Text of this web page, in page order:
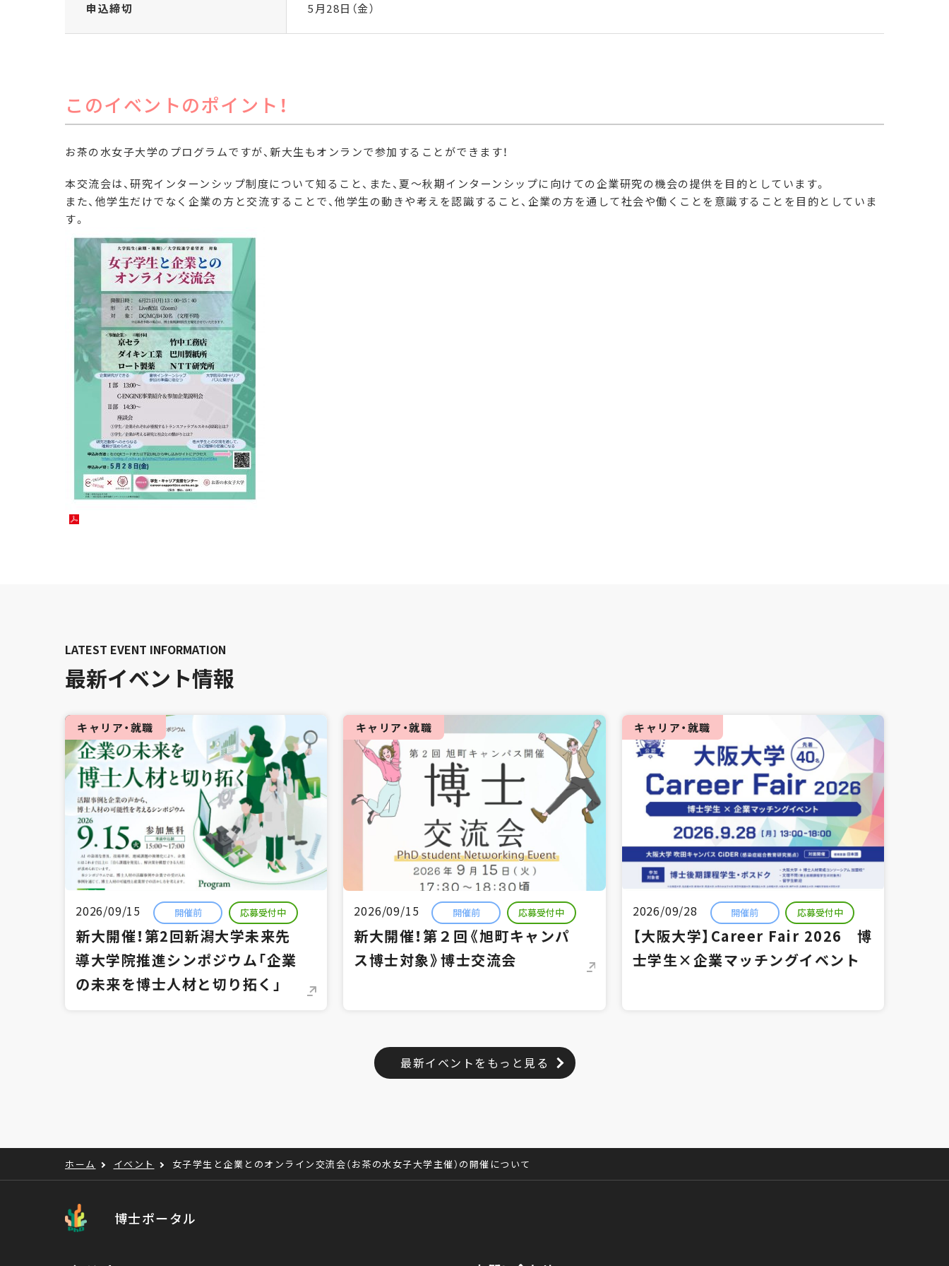
申込締切 5月28日（金）
このイベントのポイント！
お茶の水女子大学のプログラムですが、新大生もオンランで参加することができます！
本交流会は、研究インターンシップ制度について知ること、また、夏～秋期インターンシップに向けての企業研究の機会の提供を目的としています。
また、他学生だけでなく企業の方と交流することで、他学生の動きや考えを認識すること、企業の方を通して社会や働くことを意識することを目的としていま
す。
最新イベント情報
キャリア・就職
2026/09/15 開催前 応募受付中
新大開催！第2回新潟大学未来先
導大学院推進シンポジウム「企業
の未来を博士人材と切り拓く」
キャリア・就職
2026/09/15 開催前 応募受付中
新大開催！第２回《旭町キャンパ
ス博士対象》博士交流会
キャリア・就職
2026/09/28 開催前 応募受付中
【大阪大学】Career Fair 2026 博
士学生×企業マッチングイベント
最新イベントをもっと見る
ホーム イベント 女子学生と企業とのオンライン交流会（お茶の水女子大学主催）の開催について
博士ポータル